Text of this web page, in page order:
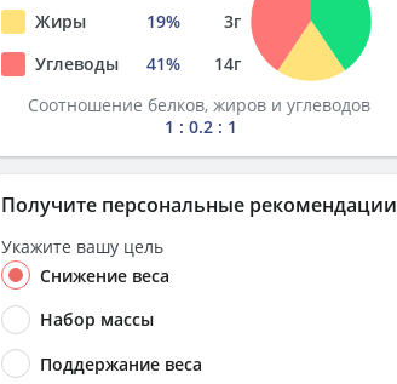
Жиры
19% 3г
Углеводы
41% 14г
Соотношение белков, жиров и углеводов
1 : 0.2 : 1
Получите персональные рекомендации
Укажите вашу цель
Снижение веса
Набор массы
Поддержание веса